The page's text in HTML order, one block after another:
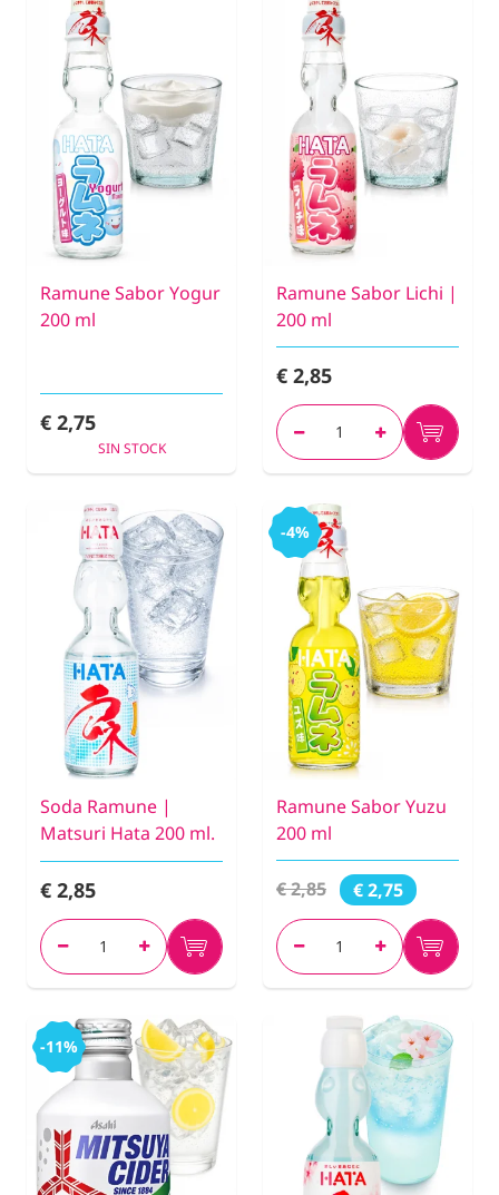
Ramune Sabor Yogur
200 ml
€ 2,75
SIN STOCK
Ramune Sabor Lichi |
200 ml
€ 2,85
Soda Ramune |
Matsuri Hata 200 ml.
€ 2,85
-4%
Ramune Sabor Yuzu
200 ml
€ 2,85 € 2,75
-11%